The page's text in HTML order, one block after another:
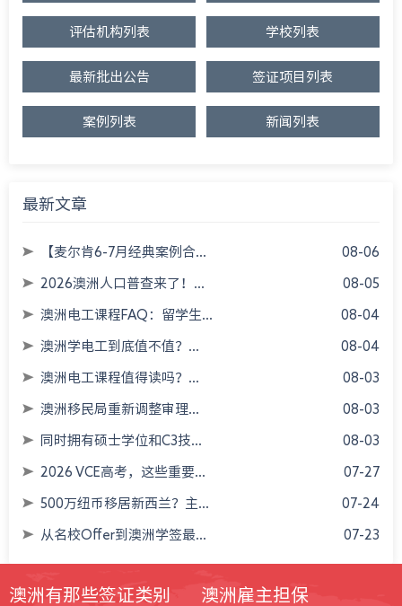
评估机构列表 学校列表
最新批出公告 签证项目列表
案例列表 新闻列表
最新文章
【麦尔肯6-7月经典案例合... 08-06
2026澳洲人口普查来了！... 08-05
澳洲电工课程FAQ：留学生... 08-04
澳洲学电工到底值不值？... 08-04
澳洲电工课程值得读吗？... 08-03
澳洲移民局重新调整审理... 08-03
同时拥有硕士学位和C3技... 08-03
2026 VCE高考，这些重要... 07-27
500万纽币移居新西兰？主... 07-24
从名校Offer到澳洲学签最... 07-23
澳洲有那些签证类别 澳洲雇主担保